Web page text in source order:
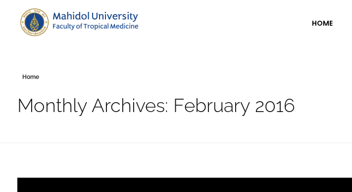
HOME
Home
Monthly Archives: February 2016